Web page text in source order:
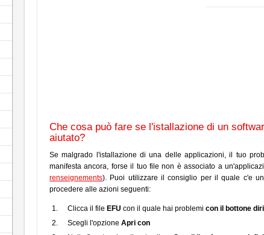
Che cosa può fare se l'istallazione di un
aiutato?
Se malgrado l'istallazione di una delle applicazioni, il tuo
manifesta ancora, forse il tuo file non è associato a
renseignements). Puoi utilizzare il consiglio per il quale c'e
procedere alle azioni seguenti:
Clicca il file EFU con il quale hai problemi con il bottone
Scegli l'opzione Apri con